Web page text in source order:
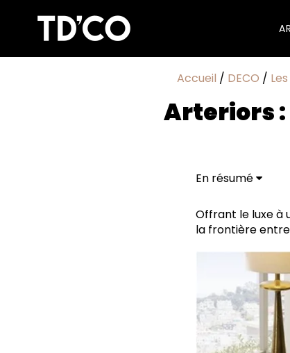
Accueil / DECO /
Arteriors
En résumé
Offrant le luxe à
la frontière